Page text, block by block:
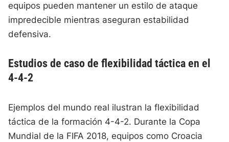
equipos pueden mantener un estilo de ataque
impredecible mientras aseguran estabilidad
defensiva.
Estudios de caso de flexibilidad táctica en el
4-4-2
Ejemplos del mundo real ilustran la flexibilidad
táctica de la formación 4-4-2. Durante la Copa
Mundial de la FIFA 2018, equipos como Croacia